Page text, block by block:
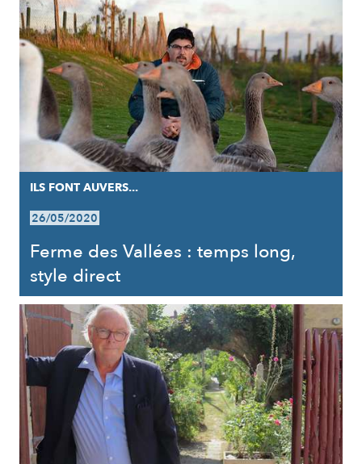
ILS FONT AUVERS...
26/05/2020
Ferme des Vallées : temps long,
style direct